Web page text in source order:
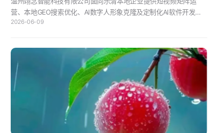
营、本地GEO搜索优化、AI数字人形象克隆及定制化AI软件开发等
服务。
2026-06-09